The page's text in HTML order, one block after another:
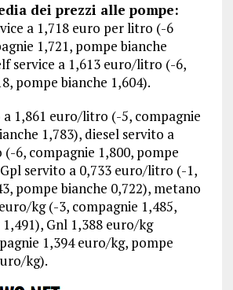
dei prezzi alle pompe:
a 1,718 euro per litro (-6
1,721, pompe bianche
service a 1,613 euro/litro (-6,
pompe bianche 1,604).
1,861 euro/litro (-5, compagnie
1,783), diesel servito a
6, compagnie 1,800, pompe
servito a 0,733 euro/litro (-1,
pompe bianche 0,722), metano
kg (-3, compagnie 1,485,
Gnl 1,388 euro/kg
1,394 euro/kg, pompe
kg).